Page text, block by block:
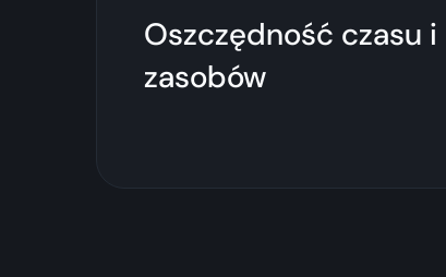
Oszczędność czasu i
zasobów